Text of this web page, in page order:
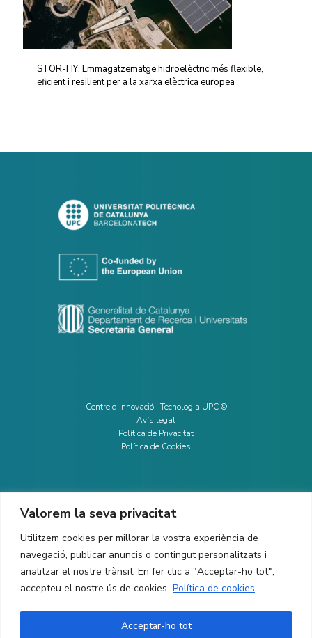
Valorem la seva privacitat
Utilitzem cookies per millorar la vostra experiència de
navegació, publicar anuncis o contingut personalitzats i
analitzar el nostre trànsit. En fer clic a "Acceptar-ho tot",
accepteu el nostre ús de cookies. Política de cookies
Acceptar-ho tot
STOR-HY: Emmagatzematge hidroelèctric més flexible,
eficient i resilient per a la xarxa elèctrica europea
Centre d'Innovació i Tecnologia UPC ©
Avís legal
Política de Privacitat
Política de Cookies
CONTACTE
Ed. K2M (Planta 1, Oficina 106)
C/ Jordi Girona 1-3
08034 Barcelona (Espanya)
+34 93 405 44 03